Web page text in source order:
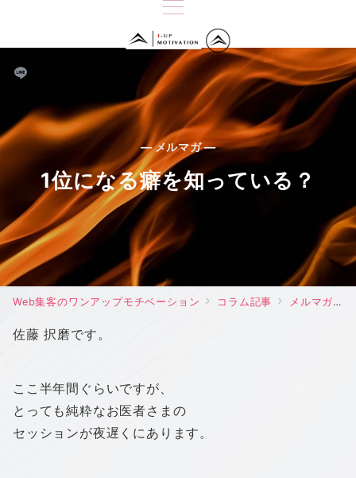
— メルマガ —
1位になる癖を知っている？
Web集客のワンアップモチベーション コラム記事 メルマガ
佐藤 択磨です。
ここ半年間ぐらいですが、
とっても純粋なお医者さまの
セッションが夜遅くにあります。